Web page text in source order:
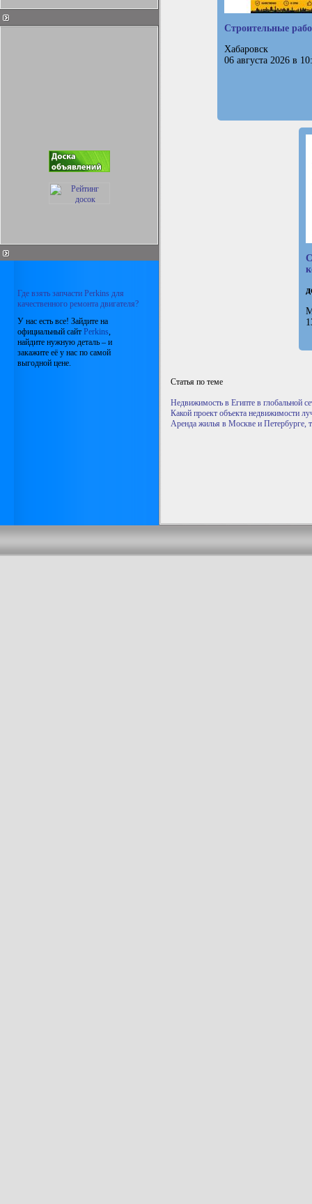
Где взять запчасти Perkins для
качественного ремонта двигателя?
У нас есть все! Зайдите на
официальный сайт Perkins,
найдите нужную деталь – и
закажите её у нас по самой
выгодной цене.
Строительные
Хабаровск
06 августа 2026 в
Статья по теме
Недвижимость в Египте в глобальной
Какой проект объекта недвижимости
Аренда жилья в Москве и Петербурге,